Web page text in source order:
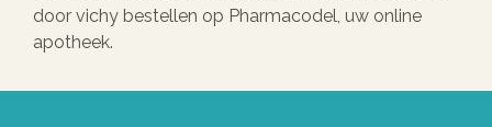
door vichy bestellen op Pharmacodel, uw online
apotheek.